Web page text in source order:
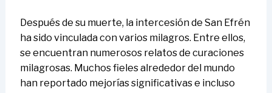
Después de su muerte, la intercesión de San Efrén
ha sido vinculada con varios milagros. Entre ellos,
se encuentran numerosos relatos de curaciones
milagrosas. Muchos fieles alrededor del mundo
han reportado mejorías significativas e incluso